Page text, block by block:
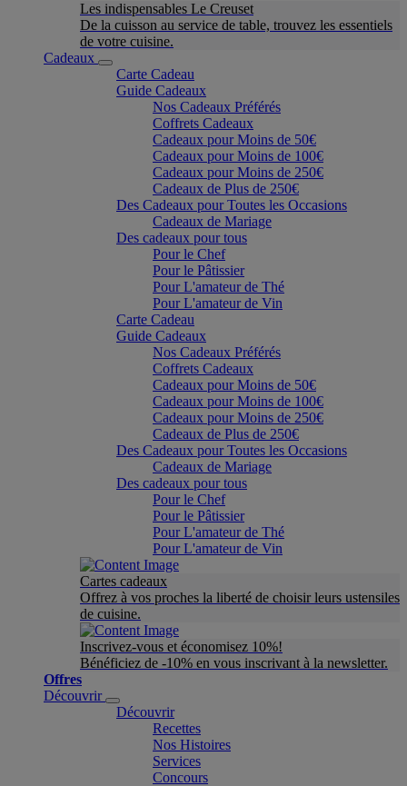
Les indispensables Le Creuset
De la cuisson au service de table, trouvez les essentiels
de votre cuisine.
Cadeaux
Carte Cadeau
Guide Cadeaux
Nos Cadeaux Préférés
Coffrets Cadeaux
Cadeaux pour Moins de 50€
Cadeaux pour Moins de 100€
Cadeaux pour Moins de 250€
Cadeaux de Plus de 250€
Des Cadeaux pour Toutes les Occasions
Cadeaux de Mariage
Des cadeaux pour tous
Pour le Chef
Pour le Pâtissier
Pour L'amateur de Thé
Pour L'amateur de Vin
Carte Cadeau
Guide Cadeaux
Nos Cadeaux Préférés
Coffrets Cadeaux
Cadeaux pour Moins de 50€
Cadeaux pour Moins de 100€
Cadeaux pour Moins de 250€
Cadeaux de Plus de 250€
Des Cadeaux pour Toutes les Occasions
Cadeaux de Mariage
Des cadeaux pour tous
Pour le Chef
Pour le Pâtissier
Pour L'amateur de Thé
Pour L'amateur de Vin
Cartes cadeaux
Offrez à vos proches la liberté de choisir leurs ustensiles
de cuisine.
Inscrivez-vous et économisez 10%!
Bénéficiez de -10% en vous inscrivant à la newsletter.
Offres
Découvrir
Découvrir
Recettes
Nos Histoires
Services
Concours